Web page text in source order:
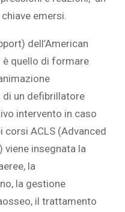
emersi.
dell’American
è quello di formare
di un defibrillatore
intervento in caso
ACLS (Advanced
viene insegnata la
la
la gestione
il trattamento